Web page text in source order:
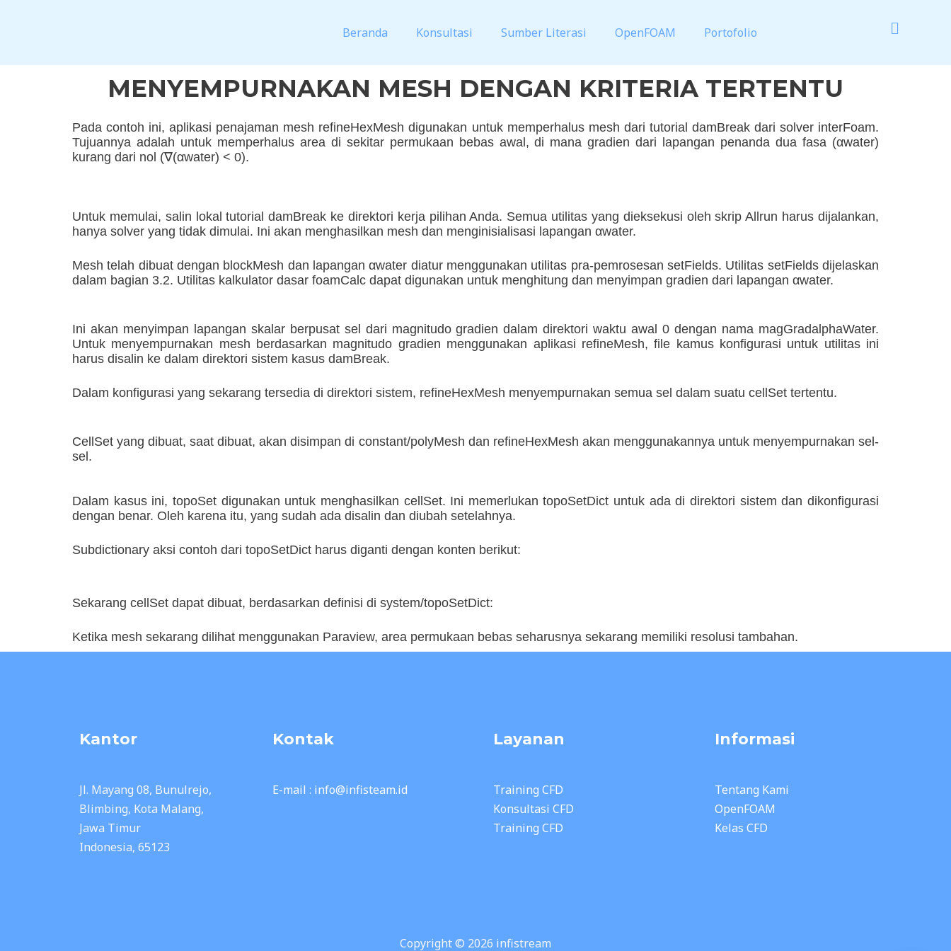
Beranda Konsultasi Sumber Literasi OpenFOAM Portofolio
MENYEMPURNAKAN MESH DENGAN KRITERIA TERTENTU
Pada contoh ini, aplikasi penajaman mesh refineHexMesh digunakan untuk memperhalus mesh dari tutorial damBreak dari solver interFoam.
Tujuannya adalah untuk memperhalus area di sekitar permukaan bebas awal, di mana gradien dari lapangan penanda dua fasa (αwater)
kurang dari nol (∇(αwater) < 0).
Untuk memulai, salin lokal tutorial damBreak ke direktori kerja pilihan Anda. Semua utilitas yang dieksekusi oleh skrip Allrun harus dijalankan,
hanya solver yang tidak dimulai. Ini akan menghasilkan mesh dan menginisialisasi lapangan αwater.
Mesh telah dibuat dengan blockMesh dan lapangan αwater diatur menggunakan utilitas pra-pemrosesan setFields. Utilitas setFields dijelaskan
dalam bagian 3.2. Utilitas kalkulator dasar foamCalc dapat digunakan untuk menghitung dan menyimpan gradien dari lapangan αwater.
Ini akan menyimpan lapangan skalar berpusat sel dari magnitudo gradien dalam direktori waktu awal 0 dengan nama magGradalphaWater.
Untuk menyempurnakan mesh berdasarkan magnitudo gradien menggunakan aplikasi refineMesh, file kamus konfigurasi untuk utilitas ini
harus disalin ke dalam direktori sistem kasus damBreak.
Dalam konfigurasi yang sekarang tersedia di direktori sistem, refineHexMesh menyempurnakan semua sel dalam suatu cellSet tertentu.
CellSet yang dibuat, saat dibuat, akan disimpan di constant/polyMesh dan refineHexMesh akan menggunakannya untuk menyempurnakan sel-
sel.
Dalam kasus ini, topoSet digunakan untuk menghasilkan cellSet. Ini memerlukan topoSetDict untuk ada di direktori sistem dan dikonfigurasi
dengan benar. Oleh karena itu, yang sudah ada disalin dan diubah setelahnya.
Subdictionary aksi contoh dari topoSetDict harus diganti dengan konten berikut:
Sekarang cellSet dapat dibuat, berdasarkan definisi di system/topoSetDict:
Ketika mesh sekarang dilihat menggunakan Paraview, area permukaan bebas seharusnya sekarang memiliki resolusi tambahan.
Kantor
Jl. Mayang 08, Bunulrejo,
Blimbing, Kota Malang,
Jawa Timur
Indonesia, 65123
Kontak
E-mail : info@infisteam.id
Layanan
Training CFD
Konsultasi CFD
Training CFD
Informasi
Tentang Kami
OpenFOAM
Kelas CFD
Copyright © 2026 infistream